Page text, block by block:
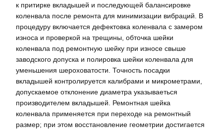
к притирке вкладышей и последующей балансировке
коленвала после ремонта для минимизации вибраций. В
процедуру включается дефектовка коленвала с замером
износа и проверкой на трещины, обточка шейки
коленвала под ремонтную шейку при износе свыше
заводского допуска и полировка шейки коленвала для
уменьшения шероховатости. Точность посадки
вкладышей контролируется калибрами и микрометрами,
допускаемое отклонение диаметра указываеться
производителем вкладышей. Ремонтная шейка
коленвала применяется при переходе на ремонтный
размер; при этом восстановление геометрии достигается